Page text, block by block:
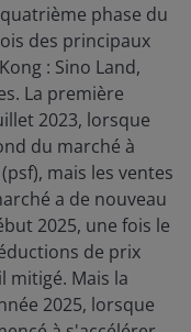
phase du
des principaux
: Sino Land,
La première
2023, lorsque
du marché à
mais les ventes
a de nouveau
2025, une fois le
de prix
mitigé. Mais la
2025, lorsque